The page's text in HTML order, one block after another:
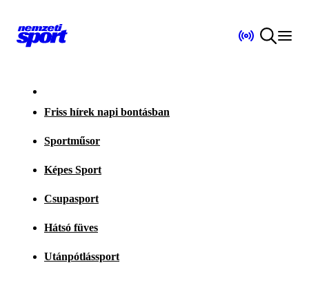
Friss hírek napi bontásban
Sportműsor
Képes Sport
Csupasport
Hátsó füves
Utánpótlássport